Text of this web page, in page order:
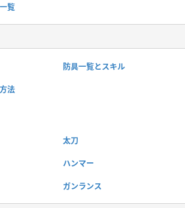
覧
防具一覧とスキル
法
太刀
ハンマー
ガンランス